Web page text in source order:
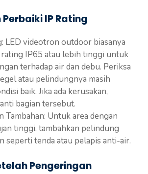
IP Rating
LED videotron outdoor biasanya
IP65 atau lebih tinggi untuk
terhadap air dan debu. Periksa
atau pelindungnya masih
baik. Jika ada kerusakan,
bagian tersebut.
Tambahan: Untuk area dengan
tinggi, tambahkan pelindung
seperti tenda atau pelapis anti-air.
Pengeringan